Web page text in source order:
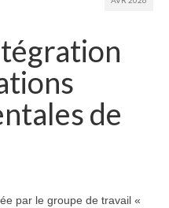
de
par le groupe de travail «